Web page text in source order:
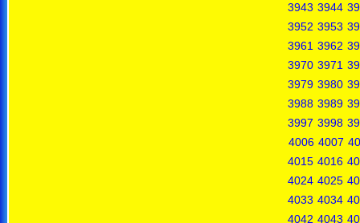
3943 3944
3952 3953
3961 3962
3970 3971
3979 3980
3988 3989
3997 3998
4006 4007
4015 4016
4024 4025
4033 4034
4042 4043